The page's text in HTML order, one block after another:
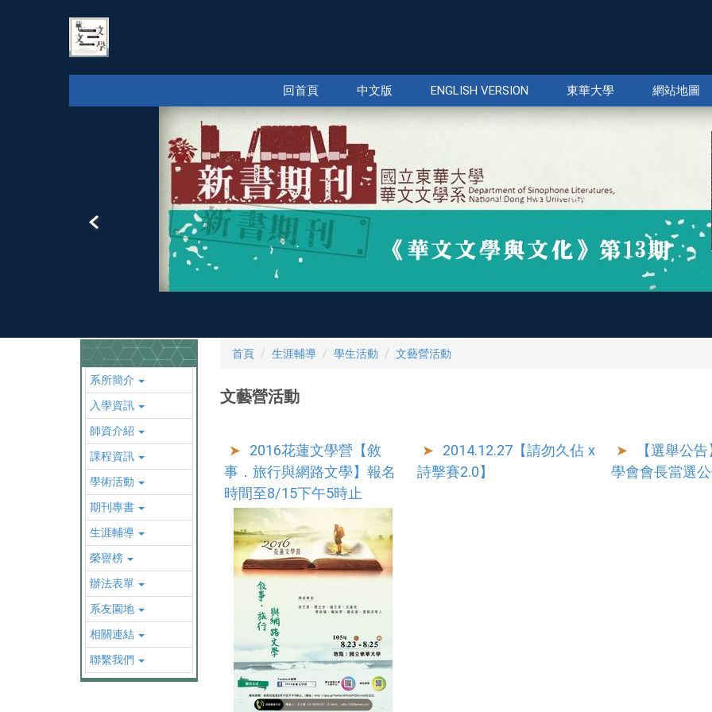
回首頁 中文版 ENGLISH VERSION 東華大學 網站地圖
系所簡介
入學資訊
師資介紹
課程資訊
學術活動
期刊專書
生涯輔導
榮譽榜
辦法表單
系友園地
相關連結
聯繫我們
首頁 生涯輔導 學生活動 文藝營活動
文藝營活動
2016花蓮文學營【敘
事．旅行與網路文學】報名
時間至8/15下午5時止
2014.12.27【請勿久佔 x
詩擊賽2.0】
【選舉公
學會會長當選